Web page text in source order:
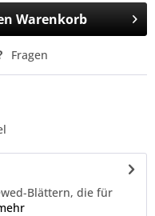
Warenkorb
Fragen
Blättern, die für